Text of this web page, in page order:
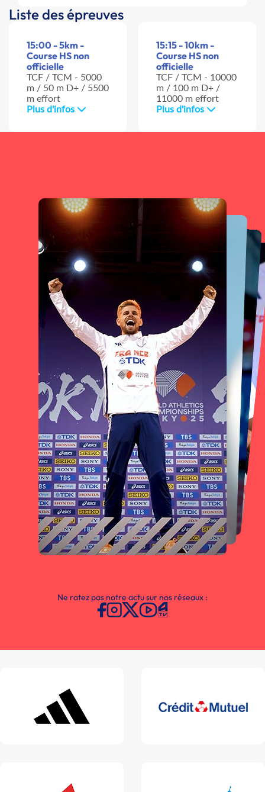
Liste des épreuves
15:00 - 5km -
Course HS non
officielle
TCF / TCM - 5000
m / 50 m D+ / 5500
m effort
Plus d'infos
15:15 - 10km -
Course HS non
officielle
TCF / TCM - 10000
m / 100 m D+ /
11000 m effort
Plus d'infos
Ne ratez pas notre actu sur nos réseaux :